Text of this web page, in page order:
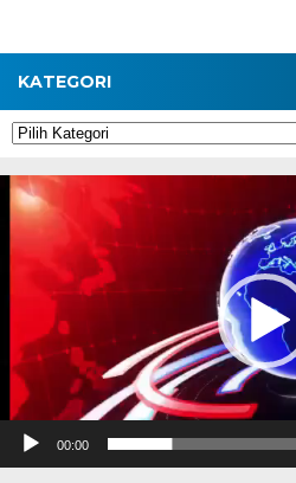
KATEGORI
Kategori
Pemutar
Video
00:00